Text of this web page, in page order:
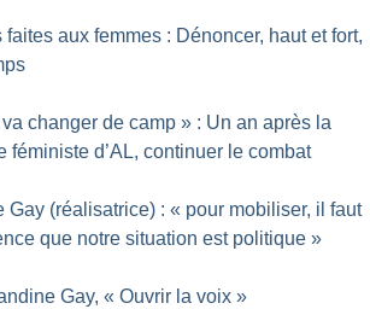
aux femmes : Dénoncer, haut et fort,
va changer de camp » : Un an après la
féministe d’AL, continuer le combat
Gay (réalisatrice) : « pour mobiliser, il faut
que notre situation est politique »
Gay, « Ouvrir la voix »